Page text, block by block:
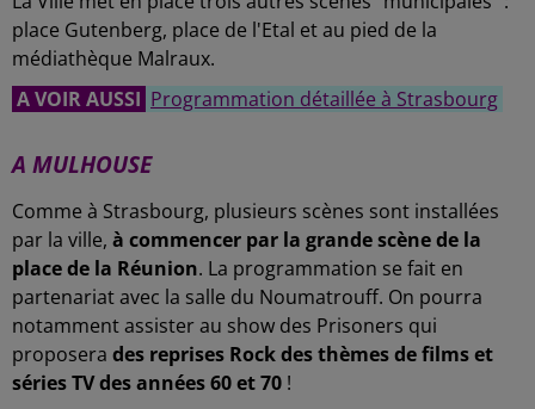
place Gutenberg, place de l'Etal et au pied de la
médiathèque Malraux.
A VOIR AUSSI Programmation détaillée à Strasbourg
A MULHOUSE
Comme à Strasbourg, plusieurs scènes sont installées
par la ville, à commencer par la grande scène de la
place de la Réunion. La programmation se fait en
partenariat avec la salle du Noumatrouff. On pourra
notamment assister au show des Prisoners qui
proposera des reprises Rock des thèmes de films et
séries TV des années 60 et 70 !